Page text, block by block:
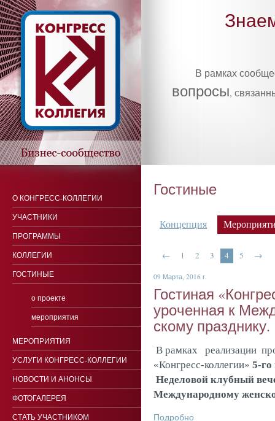
В рамках
вопросы,
Гостиные
Концепция
← 1 2 3 4 5 →
09 Марта, 2016 г.
Гос­ти­ная
уро­чен­ная к
ско­му праз­дни­ку.
В рамках реализации
«Конгресс-коллегии» 5-го
Неделовой клубный
Международному
Подробно
О КОНГРЕСС-КОЛЛЕГИИ
УЧАСТНИКИ
ПРОГРАММЫ
КОЛЛЕГИИ
ГОСТИНЫЕ
о проекте
мероприятия
МЕРОПРИЯТИЯ
УСЛУГИ КОНГРЕСС-КОЛЛЕГИИ
НОВОСТИ И АНОНСЫ
ФОТОГАЛЕРЕЯ
СТАТЬ УЧАСТНИКОМ